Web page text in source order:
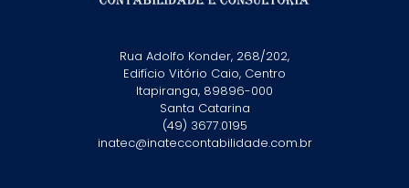
Rua Adolfo Konder, 268/202,
Edifício Vitório Caio, Centro
Itapiranga, 89896-000
Santa Catarina
(49) 3677.0195
inatec@inateccontabilidade.com.br